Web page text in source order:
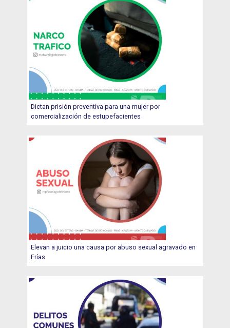
Dictan prisión preventiva para una mujer por
comercialización de estupefacientes
Elevan a juicio una causa por abuso sexual agravado en
Frías